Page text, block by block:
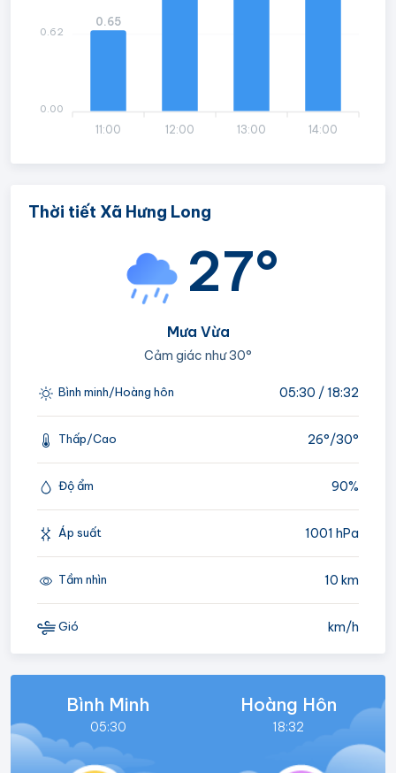
11:00 12:00 13:00 14:00
0.65
0.62
0.00
Thời tiết Xã Hưng Long
27°
Mưa Vừa
Cảm giác như30°
Bình minh/Hoàng hôn 05:30 / 18:32
Thấp/Cao 26°/30°
Độ ẩm 90%
Áp suất 1001 hPa
Tầm nhìn 10 km
Gió km/h
Bình Minh
05:30
Hoàng Hôn
18:32